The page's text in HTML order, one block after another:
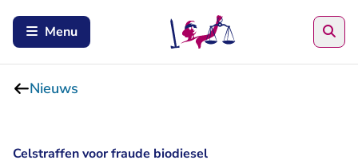
Menu
Nieuws
Celstraffen voor fraude biodiesel